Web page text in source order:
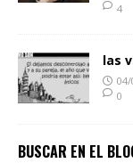
4
las
04/
0
BUSCAR EN EL